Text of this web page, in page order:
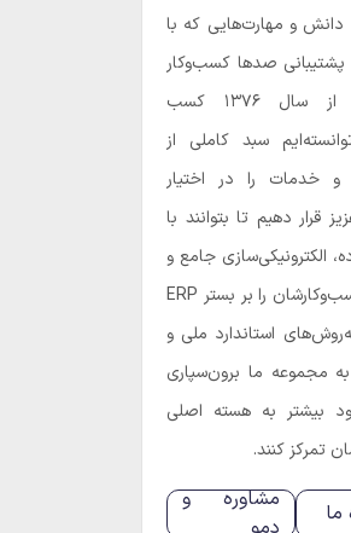
دانش و مهارت‌هایی که با
و پشتیبانی صدها کسب‌و‌کار
الکترونیکی از سال 1376 کسب
سبد کاملی از
خدمات را در اختیار
قرار دهیم تا بتوانند با
الکترونیکی‌سازی جامع و
یکپارچه کسب‌و‌کارشان را بر بستر ERP
استاندارد ملی و
به مجموعه ما برون‌سپاری
بیشتر به هسته اصلی
تمرکز کنند.
ما
مشاوره و